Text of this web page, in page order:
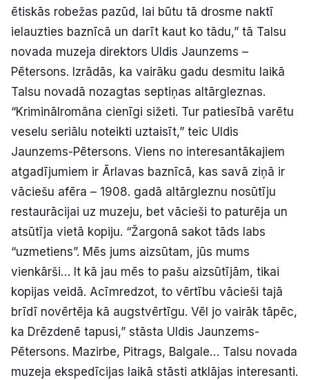
ētiskās robežas pazūd, lai būtu tā drosme naktī
ielauzties baznīcā un darīt kaut ko tādu,” tā Talsu
novada muzeja direktors Uldis Jaunzems –
Pētersons. Izrādās, ka vairāku gadu desmitu laikā
Talsu novadā nozagtas septiņas altārgleznas.
“Kriminālromāna cienīgi sižeti. Tur patiesībā varētu
veselu seriālu noteikti uztaisīt,” teic Uldis
Jaunzems-Pētersons. Viens no interesantākajiem
atgadījumiem ir Ārlavas baznīcā, kas savā ziņā ir
vāciešu afēra – 1908. gadā altārgleznu nosūtīju
restaurācijai uz muzeju, bet vācieši to paturēja un
atsūtīja vietā kopiju. “Žargonā sakot tāds labs
“uzmetiens”. Mēs jums aizsūtam, jūs mums
vienkārši… It kā jau mēs to pašu aizsūtījām, tikai
kopijas veidā. Acīmredzot, to vērtību vācieši tajā
brīdī novērtēja kā augstvērtīgu. Vēl jo vairāk tāpēc,
ka Drēzdenē tapusi,” stāsta Uldis Jaunzems-
Pētersons. Mazirbe, Pitrags, Balgale… Talsu novada
muzeja ekspedīcijas laikā stāsti atklājas interesanti.